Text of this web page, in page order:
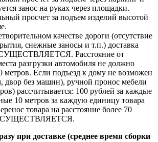
занос на руках через площадки.
просчет за подъем изделий высотой
качестве дороги (отсутствие
снежные заносы и т.п.) доставка
Расстояние от
разгрузки автомобиля не должно
метров. Если подъезд к дому не возможен
двор без машин), ручной пронос мебели
рассчитывается: 100 рублей за каждые
10 метров за каждую единицу товара
товара на расстояние более 70
при доставке (среднее время сборки